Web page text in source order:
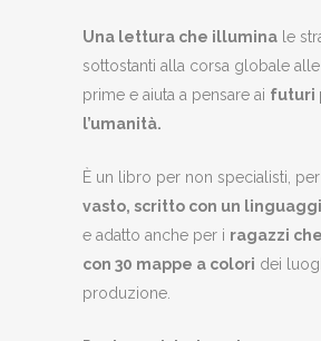
Una lettura che illumina le
sottostanti alla corsa globale
prime e aiuta a pensare ai futuri
l’umanità.
È un libro per non specialisti,
vasto, scritto con un
e adatto anche per i ragazzi
con 30 mappe a colori dei
produzione.